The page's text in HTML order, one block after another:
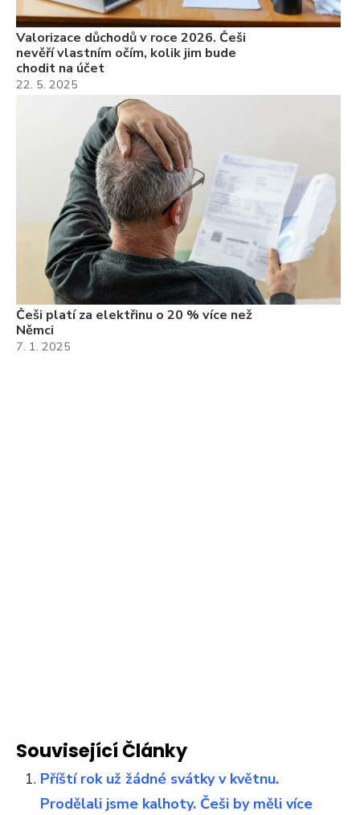
Valorizace důchodů v roce 2026. Češi
nevěří vlastním očím, kolik jim bude
chodit na účet
22. 5. 2025
Češi platí za elektřinu o 20 % více než
Němci
7. 1. 2025
Související Články
Příští rok už žádné svátky v květnu.
Prodělali jsme kalhoty. Češi by měli více